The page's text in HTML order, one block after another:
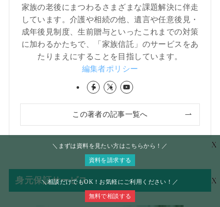
家族の老後にまつわるさまざまな課題解決に伴走
しています。介護や相続の他、遺言や任意後見・
成年後見制度、生前贈与といったこれまでの対策
に加わるかたちで、「家族信託」のサービスをあ
たりまえにすることを目指しています。
編集者ポリシー
この著者の記事一覧へ
身元保証サービス
＼相談だけでもOK！お気軽にご利用ください！／
無料で相談する
X
＼まずは資料を見たい方はこちらから！／
資料を請求する
X